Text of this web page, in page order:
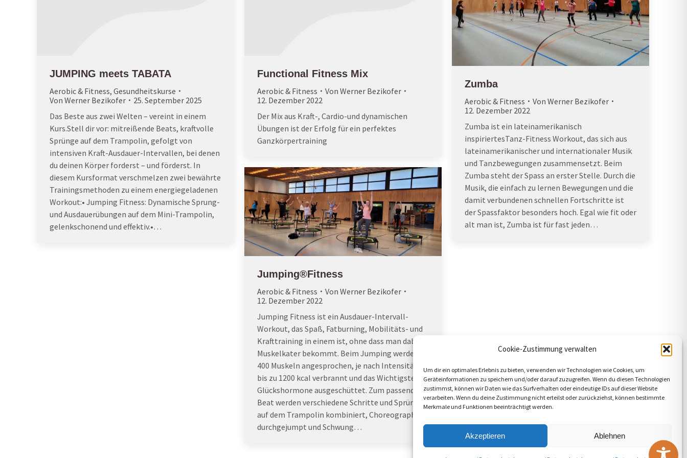
Cookie-Zustimmung verwalten
Um dir ein optimales Erlebnis zu bieten, verwenden wir Technologien wie Cookies, um
Geräteinformationen zu speichern und/oder darauf zuzugreifen. Wenn du diesen Technologien
zustimmst, können wir Daten wie das Surfverhalten oder eindeutige IDs auf dieser Website
verarbeiten. Wenn du deine Zustimmung nicht erteilst oder zurückziehst, können bestimmte
Merkmale und Funktionen beeinträchtigt werden.
Akzeptieren Ablehnen
JUMPING meets TABATA
Aerobic & Fitness, Gesundheitskurse
Von Werner Bezikofer
25. September 2025
Das Beste aus zwei Welten – vereint in einem
Kurs.Stell dir vor: mitreißende Beats, kraftvolle
Sprünge auf dem Trampolin, gefolgt von
intensiven Kraft-Ausdauer-Intervallen, bei denen
du deinen Körper forderst – und förderst. In
diesem Kursformat verschmelzen zwei bewährte
Trainingsmethoden zu einem energiegeladenen
Workout:• Jumping Fitness: Dynamische Sprung-
und Ausdauerübungen auf dem Mini-Trampolin,
gelenkschonend und effektiv.•…
Functional Fitness Mix
Aerobic & Fitness Von Werner Bezikofer
12. Dezember 2022
Der Mix aus Kraft-, Cardio-und dynamischen
Übungen ist der Erfolg für ein perfektes
Ganzkörpertraining
Zumba
Aerobic & Fitness Von Werner Bezikofer
12. Dezember 2022
Zumba ist ein lateinamerikanisch
inspiriertesTanz-Fitness Workout, das sich aus
lateinamerikanischer und internationaler Musik
und Tanzbewegungen zusammensetzt. Beim
Zumba steht der Spass an erster Stelle. Durch die
Musik, die einfach zu lernen Bewegungen und die
damit verbundenen schnellen Fortschritte ist
der Spassfaktor besonders hoch. Egal wie fit oder
alt man ist, Zumba ist für fast jeden…
Jumping®Fitness
Aerobic & Fitness Von Werner Bezikofer
12. Dezember 2022
Jumping Fitness ist ein Ausdauer-Intervall-
Workout, das Spaß, Fatburning, Mobilitäts- und
Krafttraining in einem ist, ohne dass man dabei
Muskelkater bekommt. Beim Jumping werden
400 Muskeln angesprochen, je nach Intensität
bis zu 1200 kcal verbrannt und das Wichtigste:
Glückshormone ausgeschüttet. Zum passenden
Beat werden verschiedene Schritte und Sprünge
auf dem Trampolin kombiniert, Choreographien
durchgejumpt und Schwung…